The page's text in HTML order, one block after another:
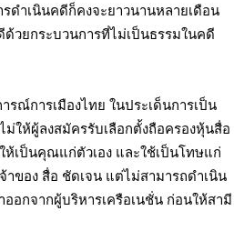
ดำเนินคดีก็คงจะยาวนานหลายเดือน
วยกระบวนการที่ไม่เป็นธรรมในคดี
ณ์การเมืองไทย ในประเด็นการเป็น
ให้ผู้ลงสมัครรับเลือกตั้งถือครองหุ้นสื่อ
ห้เป็นคุณแก่ตัวเอง และใช้เป็นโทษแก่
ของ สื่อ ชัดเจน แต่ไม่สามารถดำเนิน
อกจากผู้บริหารเครือเนชั่น ก่อนให้สามี